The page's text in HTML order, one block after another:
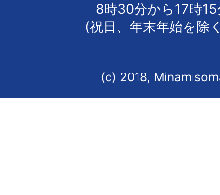
8時30分から17時
(祝日、年末年始を除
(c) 2018,